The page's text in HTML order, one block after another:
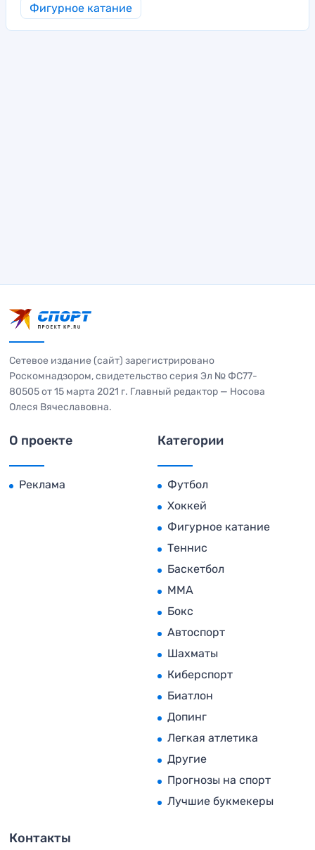
Фигурное катание
Сетевое издание (сайт) зарегистрировано
Роскомнадзором, свидетельство серия Эл № ФС77-
80505 от 15 марта 2021 г. Главный редактор — Носова
Олеся Вячеславовна.
О проекте
Реклама
Категории
Футбол
Хоккей
Фигурное катание
Теннис
Баскетбол
MMA
Бокс
Автоспорт
Шахматы
Киберспорт
Биатлон
Допинг
Легкая атлетика
Другие
Прогнозы на спорт
Лучшие букмекеры
Контакты